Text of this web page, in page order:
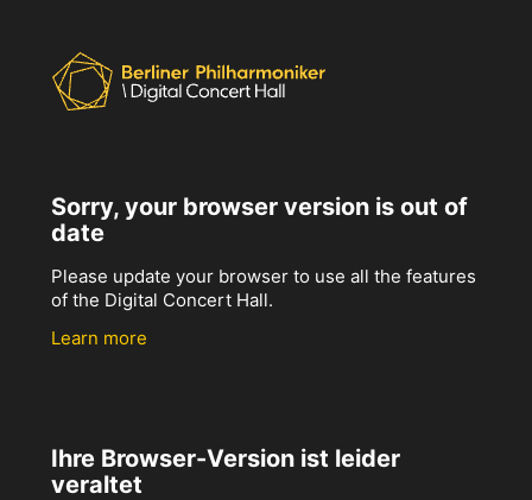
Sorry, your browser version is out of
date
Please update your browser to use all the features
of the Digital Concert Hall.
Learn more
Ihre Browser-Version ist leider
veraltet